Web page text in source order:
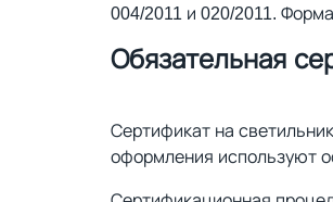
004/2011 и 020/2011.
Обязательная
Сертификат на
оформления используют